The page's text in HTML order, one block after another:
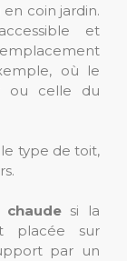
coin jardin.
et
où le
ou celle du
type de toit,
chaudesi la
placée sur
par un